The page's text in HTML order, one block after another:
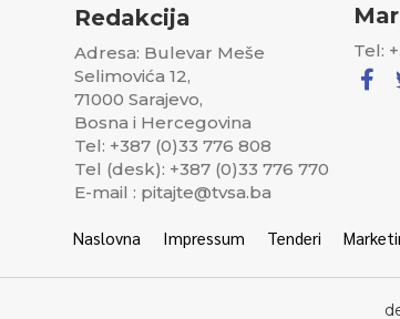
Redakcija
Adresa: Bulevar Meše
Selimovića 12,
71000 Sarajevo,
Bosna i Hercegovina
Tel: +387 (0)33 776 808
Tel (desk): +387 (0)33 776 770
E-mail : pitajte@tvsa.ba
Tel:
Naslovna Impressum Tenderi